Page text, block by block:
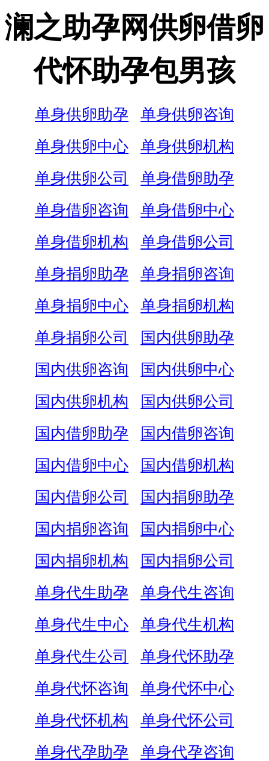
澜之助孕网供卵借卵
代怀助孕包男孩
单身供卵助孕
单身供卵咨询
单身供卵中心
单身供卵机构
单身供卵公司
单身借卵助孕
单身借卵咨询
单身借卵中心
单身借卵机构
单身借卵公司
单身捐卵助孕
单身捐卵咨询
单身捐卵中心
单身捐卵机构
单身捐卵公司
国内供卵助孕
国内供卵咨询
国内供卵中心
国内供卵机构
国内供卵公司
国内借卵助孕
国内借卵咨询
国内借卵中心
国内借卵机构
国内借卵公司
国内捐卵助孕
国内捐卵咨询
国内捐卵中心
国内捐卵机构
国内捐卵公司
单身代生助孕
单身代生咨询
单身代生中心
单身代生机构
单身代生公司
单身代怀助孕
单身代怀咨询
单身代怀中心
单身代怀机构
单身代怀公司
单身代孕助孕
单身代孕咨询